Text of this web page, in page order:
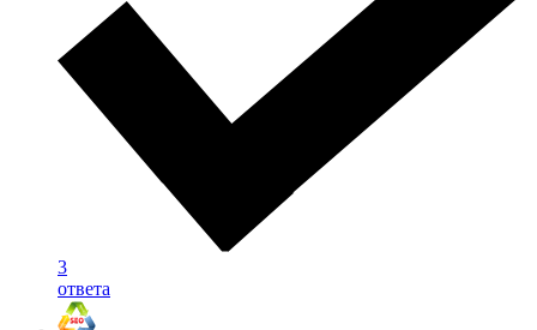
3
ответа